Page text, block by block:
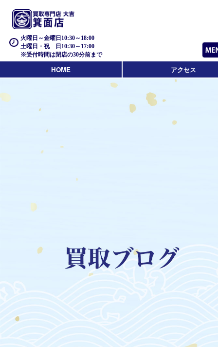
火曜日～金曜日10:30～18:00
土曜日・祝 日10:30～17:00
※受付時間は閉店の30分前まで
HOME アクセス